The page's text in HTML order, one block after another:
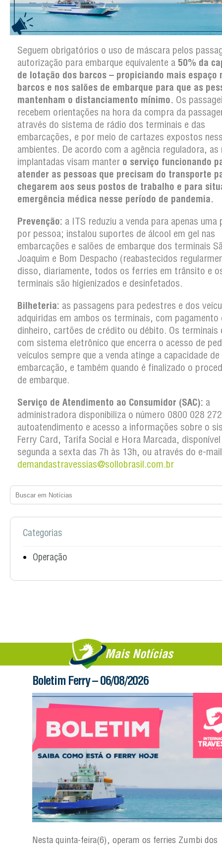
Seguem obrigatórios o uso de máscara pelos
autorização para embarque equivalente a 50% da
de lotação dos barcos – propiciando mais espaço
barcos e nos salões de embarque para que as
mantenham o distanciamento mínimo. Os
recebem orientações na hora da compra da
através do sistema de rádio dos terminais e das
embarcações, e por meio de cartazes expostos
ambientes. De acordo com a agência reguladora, as
implantadas visam manter o serviço funcionando
atender as pessoas que precisam do transporte
chegarem aos seus postos de trabalho e para
emergência médica nesse período de pandemia.
Prevenção: a ITS reduziu a venda para apenas uma
por pessoa; instalou suportes de álcool em gel nas
embarcações e salões de embarque dos terminais
Joaquim e Bom Despacho (reabastecidos
disso, diariamente, todos os ferries em trânsito e
terminais são higienizados e desinfetados.
Bilheteria: as passagens para pedestres e dos
adquiridas em ambos os terminais, com pagamento
dinheiro, cartões de crédito ou débito. Os terminais
com sistema eletrônico que encerra o acesso de
veículos sempre que a venda atinge a capacidade de
embarcação, e também quando é finalizado o
de embarque.
Serviço de Atendimento ao Consumidor (SAC): a
administradora disponibiliza o número 0800 028
autoatendimento e acesso a informações sobre o
Ferry Card, Tarifa Social e Hora Marcada,
segunda a sexta das 7h às 13h, ou através do e-
demandastravessias@sollobrasil.com.br
Categorias
Operação
Mais Notícias
Boletim Ferry – 06/08/2026
Nesta quinta-feira(6), operam os ferries Zumbi dos